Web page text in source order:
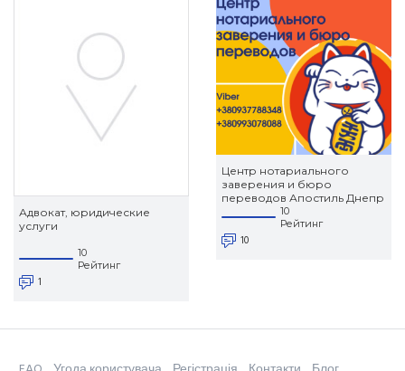
Адвокат, юридические
услуги
10
Рейтинг
1
Центр нотариального
заверения и бюро
переводов Апостиль Днепр
itranslate.in.ua
10
Рейтинг
10